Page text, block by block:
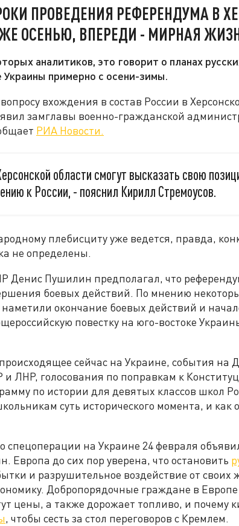
ПРОВЕДЕНИЯ РЕФЕРЕНДУМА В
ОСЕНЬЮ, ВПЕРЕДИ - МИРНАЯ
аналитиков, это говорит о планах
примерно с осени-зимы.
вхождения в состав России в
замглавы военно-гражданской
РИА Новости.
области смогут высказать свою
к России, - пояснил Кирилл Стремоусов.
плебисциту уже ведется, правда,
не определены.
Денис Пушилин предполагал, что
боевых действий. По мнению
наметили окончание боевых действий и
повестку на юго-востоке
сейчас на Украине, события на
ЛНР, голосования по поправкам к
по истории для девятых классов школ
суть исторического момента, и как
спецоперации на Украине 24 февраля
Европа до сих пор уверена, что остановить
и разрушительное воздействие от
Добропорядочные граждане в
цены, а также дорожает топливо, и почему
, чтобы сесть за стол переговоров с Кремлем.